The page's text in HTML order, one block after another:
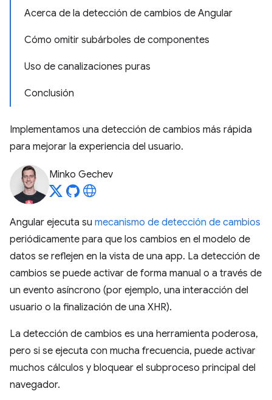
Acerca de la detección de cambios de Angular
Cómo omitir subárboles de componentes
Uso de canalizaciones puras
Conclusión
Implementamos una detección de cambios más rápida
para mejorar la experiencia del usuario.
Minko Gechev
Angular ejecuta su mecanismo de detección de cambios
periódicamente para que los cambios en el modelo de
datos se reflejen en la vista de una app. La detección de
cambios se puede activar de forma manual o a través de
un evento asíncrono (por ejemplo, una interacción del
usuario o la finalización de una XHR).
La detección de cambios es una herramienta poderosa,
pero si se ejecuta con mucha frecuencia, puede activar
muchos cálculos y bloquear el subproceso principal del
navegador.